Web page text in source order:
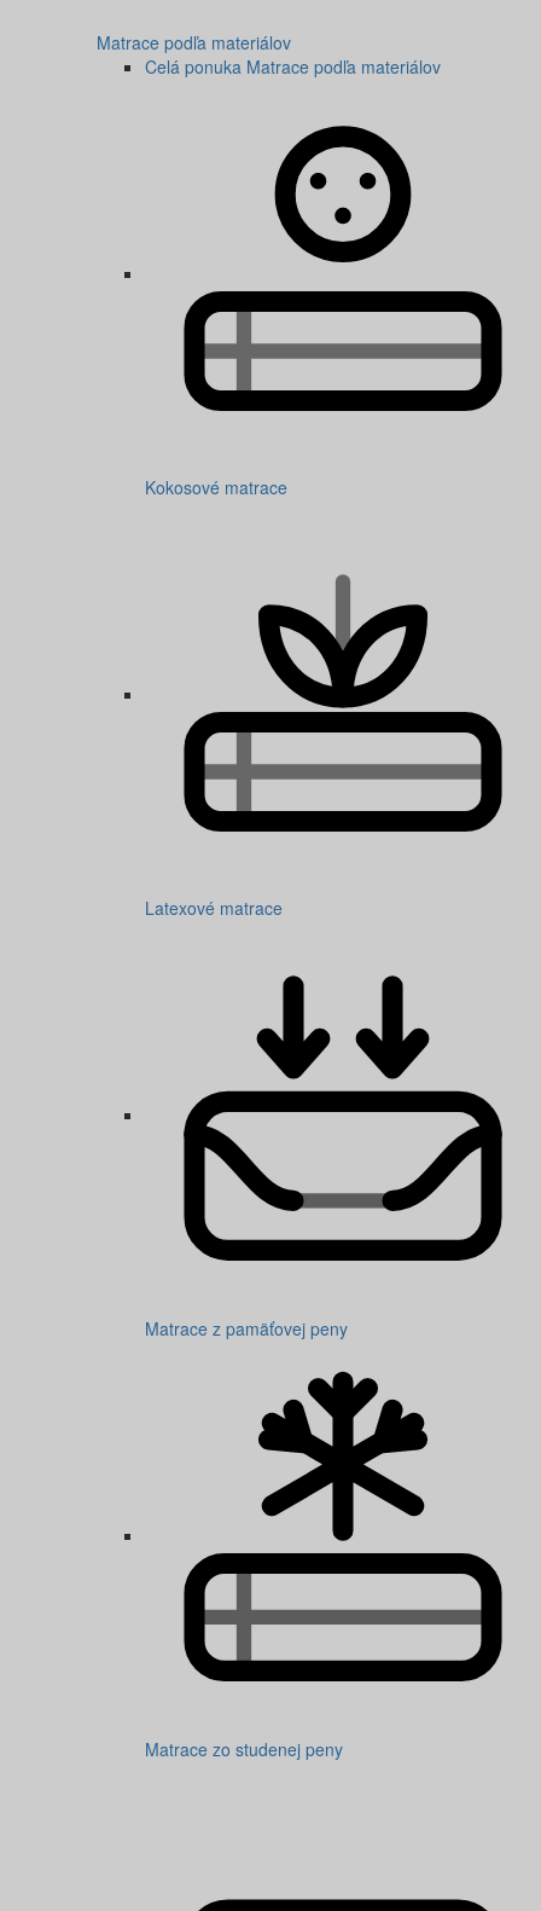
Matrace podľa materiálov
Celá ponuka Matrace podľa materiálov
Kokosové matrace
Latexové matrace
Matrace z pamäťovej peny
Matrace zo studenej peny